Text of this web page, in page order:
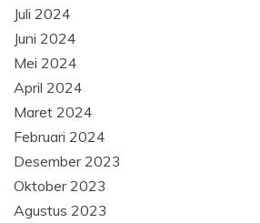
Juli 2024
Juni 2024
Mei 2024
April 2024
Maret 2024
Februari 2024
Desember 2023
Oktober 2023
Agustus 2023